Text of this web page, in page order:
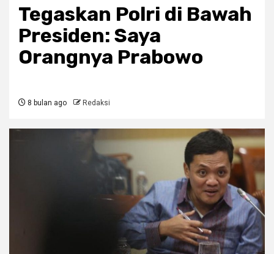
Tegaskan Polri di Bawah
Presiden: Saya
Orangnya Prabowo
8 bulan ago Redaksi